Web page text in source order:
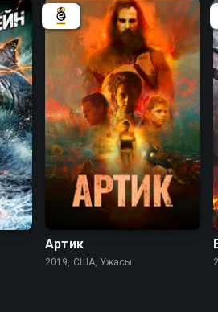
4.3
Артик
2019, США, Ужасы